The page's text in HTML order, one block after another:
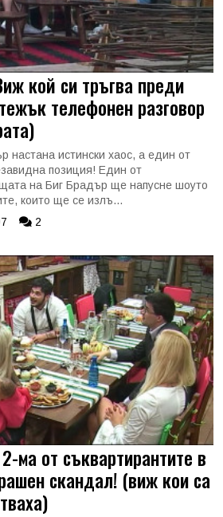
кой си тръгва преди
телефонен разговор
настана истински хаос, а един от
позиция! Един от
на Биг Брадър ще напусне шоуто
които ще се излъ...
2
ма от съквартирантите в
скандал! (виж кои са